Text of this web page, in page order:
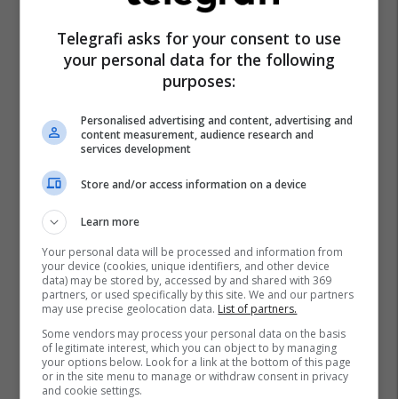
Telegrafi asks for your consent to use
your personal data for the following
purposes:
Personalised advertising and content, advertising and
content measurement, audience research and
services development
Store and/or access information on a device
Learn more
Your personal data will be processed and information from
your device (cookies, unique identifiers, and other device
data) may be stored by, accessed by and shared with 369
partners, or used specifically by this site. We and our partners
may use precise geolocation data. List of partners.
Some vendors may process your personal data on the basis
of legitimate interest, which you can object to by managing
your options below. Look for a link at the bottom of this page
or in the site menu to manage or withdraw consent in privacy
and cookie settings.